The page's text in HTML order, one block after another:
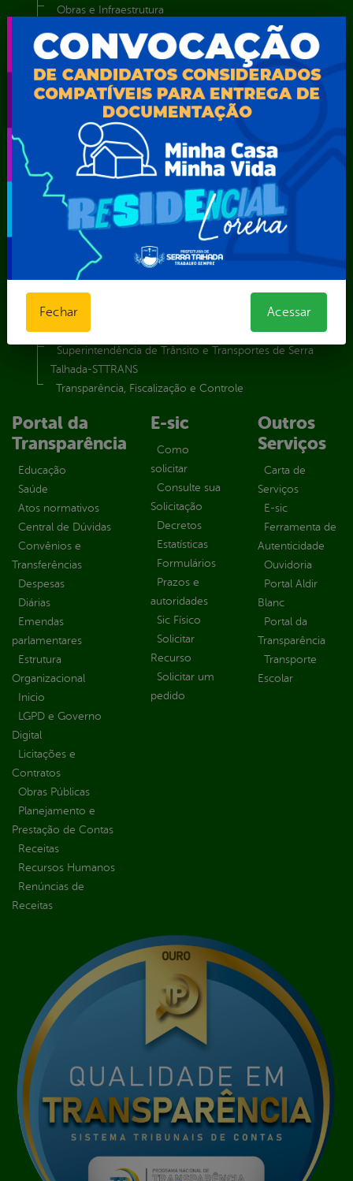
Obras e Infraestrutura
Secretaria de Comunicação Social e Audiovisual
Secretaria de Desenvolvimento Econômico e Turismo
Secretaria de Iluminação Pública e Energia Elétrica
Secretaria Municipal da Mulher – SEMU
Secretaria Municipal de Administração – SAD
Secretaria Municipal de Agricultura e Recursos Hídricos –
SEMARH / Secretaria de Agricultura Familiar – SEMAF
Secretaria Municipal de Educação – SEST
Secretaria Municipal de Esporte e Lazer – SEMEL
Secretaria Municipal de Finanças – SECFIN
Secretaria Municipal de Governo – SEGOV
Secretaria Municipal de Meio Ambiente – SEMA
Secretaria Municipal de Planejamento e Gestão – SEPLAG
Secretaria Municipal de Relações Institucionais – SEMRI
Secretaria Municipal de Saúde – SMS
Secretaria Municipal de Serviços Públicos – SEMUSP
Superintendência de Trânsito e Transportes de Serra
Talhada-STTRANS
Transparência, Fiscalização e Controle
Portal da
Transparência
Educação
Saúde
Atos normativos
Central de Dúvidas
Convênios e
Transferências
Despesas
Diárias
Emendas
parlamentares
Estrutura
Organizacional
Inicio
LGPD e Governo
Digital
Licitações e
Contratos
Obras Públicas
Planejamento e
Prestação de Contas
Receitas
Recursos Humanos
Renúncias de
Receitas
E-sic
Como
solicitar
Consulte sua
Solicitação
Decretos
Estatísticas
Formulários
Prazos e
autoridades
Sic Físico
Solicitar
Recurso
Solicitar um
pedido
Outros
Serviços
Carta de
Serviços
E-sic
Ferramenta de
Autenticidade
Ouvidoria
Portal Aldir
Blanc
Portal da
Transparência
Transporte
Escolar
Fechar Acessar